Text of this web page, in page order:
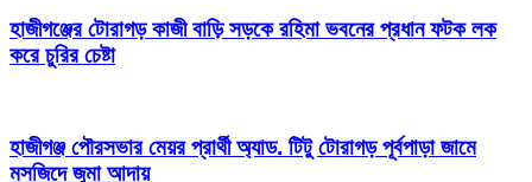
হাজীগঞ্জের টোরাগড় কাজী বাড়ি সড়কে রহিমা ভবনের প্রধান ফটক লক
করে চুরির চেষ্টা
হাজীগঞ্জ পৌরসভার মেয়র প্রার্থী অ্যাড. টিটু টোরাগড় পূর্বপাড়া জামে
মসজিদে জুমা আদায়